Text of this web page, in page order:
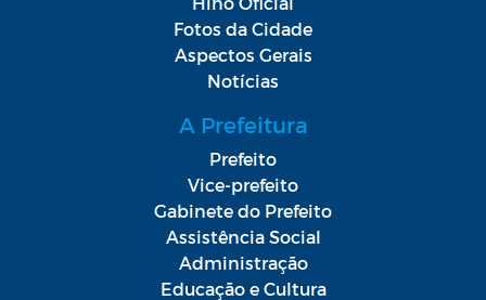
Fotos da Cidade
Aspectos Gerais
Notícias
A Prefeitura
Prefeito
Vice-prefeito
Gabinete do Prefeito
Assistência Social
Administração
Educação e Cultura